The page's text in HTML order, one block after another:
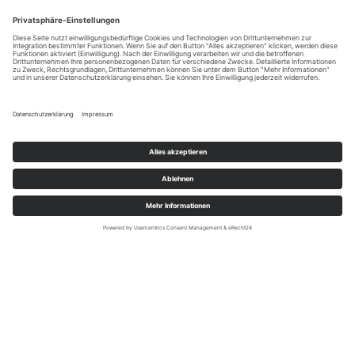
Aktivitäten sammeln. Bitte lesen Sie die
Details durch und stimmen Sie der Nutzung
des Service zu, um diese Karte anzuzeigen.
Akzeptieren
powered byUsercentrics Consent
Management Platform
Impressum
Datenschutz